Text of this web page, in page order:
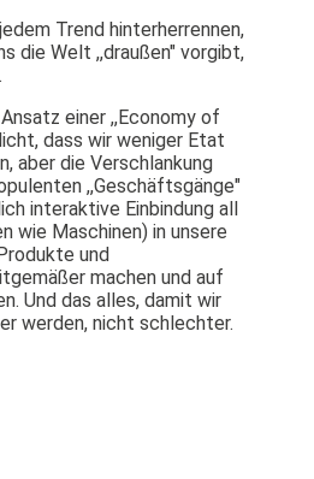
Trend hinterherrennen,
die Welt ,,draußen" vorgibt,
einer ,,Economy of
dass wir weniger Etat
aber die Verschlankung
,,Geschäftsgänge"
interaktive Einbindung all
wie Maschinen) in unsere
und
machen und auf
Und das alles, damit wir
werden, nicht schlechter.